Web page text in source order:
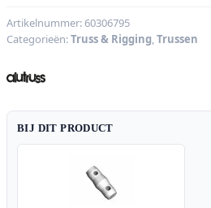
30
3-
Artikelnummer:60306795
Categorieën:Truss & Rigging,Trussen
BIJ DIT PRODUCT